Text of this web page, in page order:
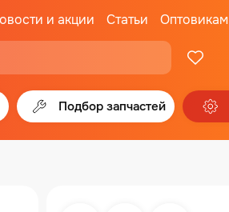
и акции Статьи Оптовикам
Подбор запчастей